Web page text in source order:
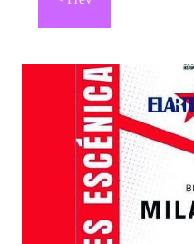
entradas